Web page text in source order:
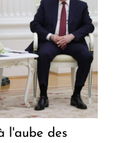
l'aube des